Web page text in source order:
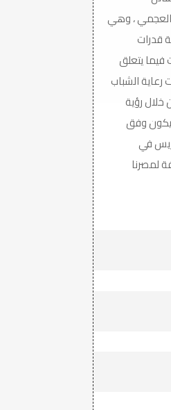
العجمي ، وهي
قدرات
فيما يتعلق
الشباب
خلال رؤية
وفق
في
لمصرنا